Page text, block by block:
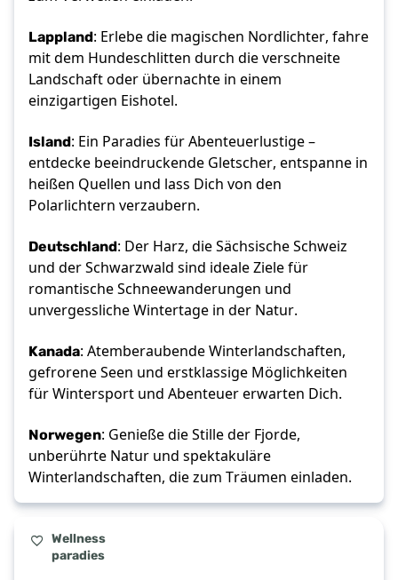
Lappland: Erlebe die magischen Nordlichter, fahre
mit dem Hundeschlitten durch die verschneite
Landschaft oder übernachte in einem
einzigartigen Eishotel.
Island: Ein Paradies für Abenteuerlustige –
entdecke beeindruckende Gletscher, entspanne in
heißen Quellen und lass Dich von den
Polarlichtern verzaubern.
Deutschland: Der Harz, die Sächsische Schweiz
und der Schwarzwald sind ideale Ziele für
romantische Schneewanderungen und
unvergessliche Wintertage in der Natur.
Kanada: Atemberaubende Winterlandschaften,
gefrorene Seen und erstklassige Möglichkeiten
für Wintersport und Abenteuer erwarten Dich.
Norwegen: Genieße die Stille der Fjorde,
unberührte Natur und spektakuläre
Winterlandschaften, die zum Träumen einladen.
Wellness
paradies